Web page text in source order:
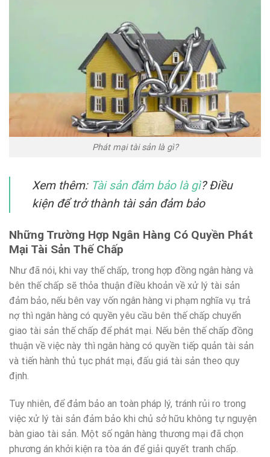
Phát mại tài sản là gì?
Xem thêm: Tài sản đảm bảo là gì? Điều
kiện để trở thành tài sản đảm bảo
Những Trường Hợp Ngân Hàng Có Quyền Phát
Mại Tài Sản Thế Chấp
Như đã nói, khi vay thế chấp, trong hợp đồng ngân hàng và
bên thế chấp sẽ thỏa thuận điều khoản về xử lý tài sản
đảm bảo, nếu bên vay vốn ngân hàng vi phạm nghĩa vụ trả
nợ thì ngân hàng có quyền yêu cầu bên thế chấp chuyển
giao tài sản thế chấp để phát mại. Nếu bên thế chấp đồng
thuận về việc này thì ngân hàng có quyền tiếp quản tài sản
và tiến hành thủ tục phát mại, đấu giá tài sản theo quy
định.
Tuy nhiên, để đảm bảo an toàn pháp lý, tránh rủi ro trong
việc xử lý tài sản đảm bảo khi chủ sở hữu không tự nguyện
bàn giao tài sản. Một số ngân hàng thương mại đã chọn
phương án khởi kiện ra tòa án để giải quyết tranh chấp.